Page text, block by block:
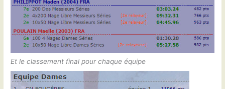
Et le classement final pour chaque équipe